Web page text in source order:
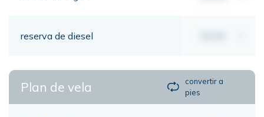
reserva de diesel
Plan de vela
convertir a
pies